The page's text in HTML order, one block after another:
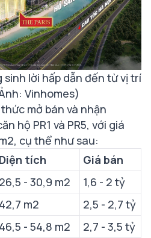
sinh lời hấp dẫn đến từ vị trí
Vinhomes)
mở bán và nhận
hộ PR1 và PR5, với giá
cụ thể như sau:
Diện tích
Giá bán
26,5 - 30,9 m2
1,6 - 2 tỷ
42,7 m2
2,5 - 2,7 tỷ
46,5 - 54,8 m2
2,7 - 3,5 tỷ